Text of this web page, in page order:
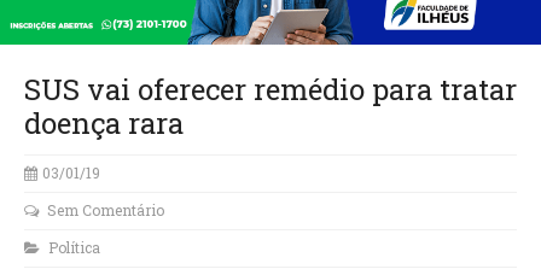
SUS vai oferecer remédio para tratar
doença rara
03/01/19
Sem Comentário
Política